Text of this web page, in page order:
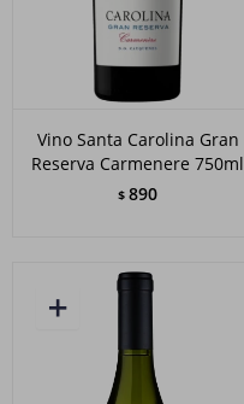
Vino Santa Carolina Gran
Reserva Carmenere 750ml
$ 890